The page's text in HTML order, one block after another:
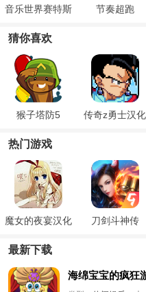
音乐世界赛特斯
节奏超跑
猜你喜欢
猴子塔防5
传奇z勇士汉化
热门游戏
魔女的夜宴汉化
刀剑斗神传
最新下载
海绵宝宝的疯狂